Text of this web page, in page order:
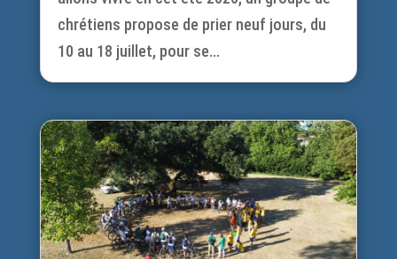
chrétiens propose de prier neuf jours, du
10 au 18 juillet, pour se...